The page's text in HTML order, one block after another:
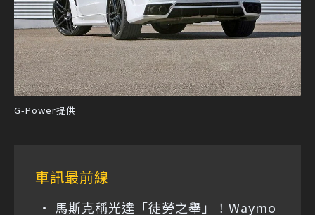
G-Power提供
車訊最前線
馬斯克稱光達「徒勞之舉」！Waymo